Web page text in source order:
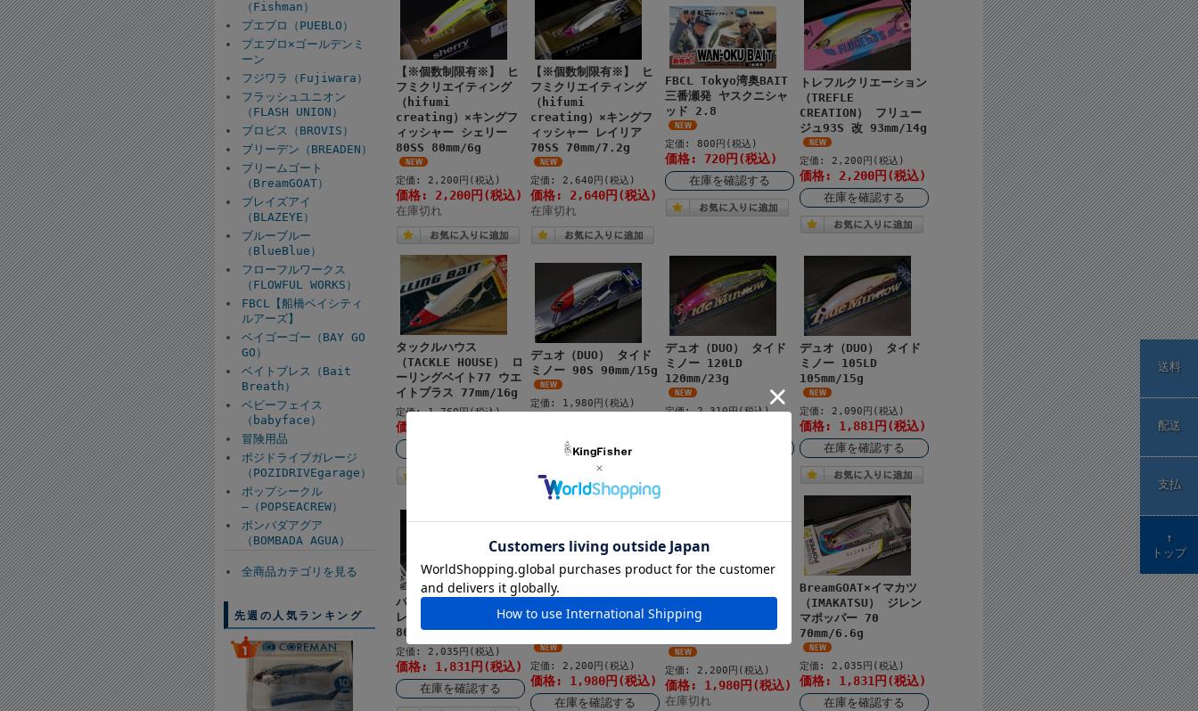
（Fishman）
プエブロ（PUEBLO）
プエブロ×ゴールデンミ
ーン
フジワラ（Fujiwara）
フラッシュユニオン
（FLASH UNION）
ブロビス（BROVIS）
ブリーデン（BREADEN）
ブリームゴート
（BreamGOAT）
ブレイズアイ
（BLAZEYE）
ブルーブルー
（BlueBlue）
フローフルワークス
（FLOWFUL WORKS）
FBCL【船橋ベイシティ
ルアーズ】
ベイゴーゴー（BAY GO
GO）
ベイトブレス（Bait
Breath）
ベビーフェイス
（babyface）
冒険用品
ポジドライブガレージ
（POZIDRIVEgarage）
ポップシークル
―（POPSEACREW）
ボンバダアグア
（BOMBADA AGUA）
全商品カテゴリを見る
先週の人気ランキング
【※個数制限有※】 ヒ
フミクリエイティング
（hifumi
creating）×キングフ
ィッシャー シェリー
80SS 80mm/6g
定価: 2,200円(税込)
価格: 2,200円(税込)
在庫切れ
【※個数制限有※】 ヒ
フミクリエイティング
（hifumi
creating）×キングフ
ィッシャー レイリア
70SS 70mm/7.2g
定価: 2,640円(税込)
価格: 2,640円(税込)
在庫切れ
FBCL Tokyo湾奥BAIT
三番瀬発 ヤスクニシャ
ッド 2.8
定価: 800円(税込)
価格: 720円(税込)
在庫を確認する
トレフルクリエーション
（TREFLE
CREATION） フリュー
ジュ93S 改 93mm/14g
定価: 2,200円(税込)
価格: 2,200円(税込)
在庫を確認する
タックルハウス
（TACKLE HOUSE） ロ
ーリングベイト77 ウエ
イトプラス 77mm/16g
定価: 1,760円(税込)
価格: 1,584円(税込)
デュオ（DUO） タイド
ミノー 90S 90mm/15g
定価: 1,980円(税込)
在庫を確認する
デュオ（DUO） タイド
ミノー 120LD
120mm/23g
定価: 2,310円(税込)
デュオ（DUO） タイド
ミノー 105LD
105mm/15g
定価: 2,090円(税込)
価格: 1,881円(税込)
在庫を確認する
バスデイ（Bassday）
レンジバイブ80ES
80mm/23g 極上カラー
定価: 2,035円(税込)
価格: 1,831円(税込)
在庫を確認する
BreamGOAT×ハルシオン
SYSTEM） 飛豚 73 プ
ロップ 73mm/12g
定価: 2,200円(税込)
価格: 1,980円(税込)
在庫を確認する
（IMAKATSU） タライ
ロン90Jr.
定価: 2,200円(税込)
価格: 1,980円(税込)
在庫切れ
BreamGOAT×イマカツ
（IMAKATSU） ジレン
マポッパー 70
70mm/6.6g
定価: 2,035円(税込)
価格: 1,831円(税込)
在庫を確認する
送料
配送
支払
↑
トップ